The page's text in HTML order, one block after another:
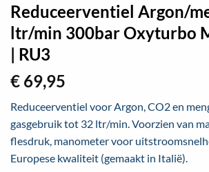
Reduceerventiel Argon/
ltr/min 300bar Oxyturbo
| RU3
€ 69,95
Reduceerventiel voor Argon, CO2 en
gasgebruik tot 32 ltr/min. Voorzien van
flesdruk, manometer voor
Europese kwaliteit (gemaakt in Italië).